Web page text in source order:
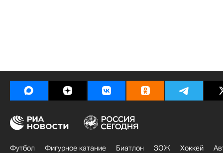
Футбол Фигурное катание Биатлон ЗОЖ Хоккей